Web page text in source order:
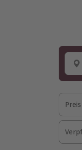
Preis